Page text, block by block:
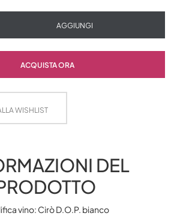
AGGIUNGI
ACQUISTA ORA
WISHLIST
DEL
vino: Cirò D.O.P. bianco